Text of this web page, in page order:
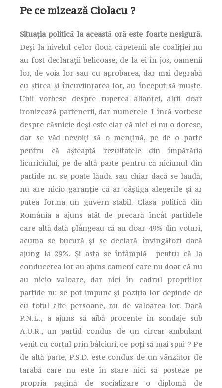
Pe ce mizează Ciolacu ?
Situația politică la această oră este foarte nesigură.
Deși la nivelul celor două căpetenii ale coaliției nu
au fost declarații belicoase, de la ei în jos, oamenii
lor, de voia lor sau cu aprobarea, dar mai degrabă
cu știrea și încuviințarea lor, au început să muște.
Unii vorbesc despre ruperea alianței, alții doar
ironizează partenerii, dar numerele 1 încă vorbesc
despre căsnicie deși este clar că nici ei nu o doresc,
dar se văd nevoiți să o mențină, pe de o parte
pentru că așteaptă rezultatele din împărăția
licuriciului, pe de altă parte pentru că niciunul din
partide nu se poate lăuda sau chiar dacă se laudă,
nu are nicio garanție că ar câștiga alegerile și ar
putea forma un guvern stabil. Clasa politică din
România a ajuns atât de precară încât partidele
care altă dată plângeau că au doar 49% din voturi,
acuma se bucură și se declară învingători dacă
ajung la 29%. Și asta se întâmplă pentru că la
conducerea lor au ajuns oameni care nu doar că nu
au nicio valoare, dar nici în cadrul propriilor
partide nu se pot impune și poziția lor depinde de
cu totul alte persoane, nu de valoarea lor. Dacă
P.N.L., a ajuns să aibă procente în sondaje sub
A.U.R., un partid condus de un circar ambulant
venit cu cortul prin bâlciuri, ce poți să mai spui ? Pe
de altă parte, P.S.D. este condus de un vânzător de
tarabă care nu este în stare nici să posteze pe
propria pagină de socializare o diplomă de